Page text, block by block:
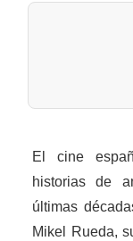
El cine
historias de
últimas
Mikel Rueda,